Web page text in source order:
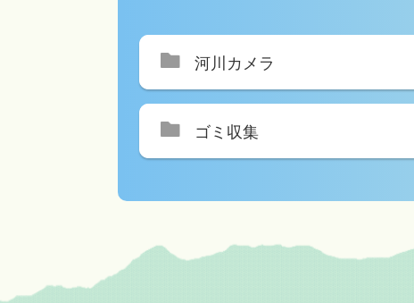
河川カメラ
ゴミ収集